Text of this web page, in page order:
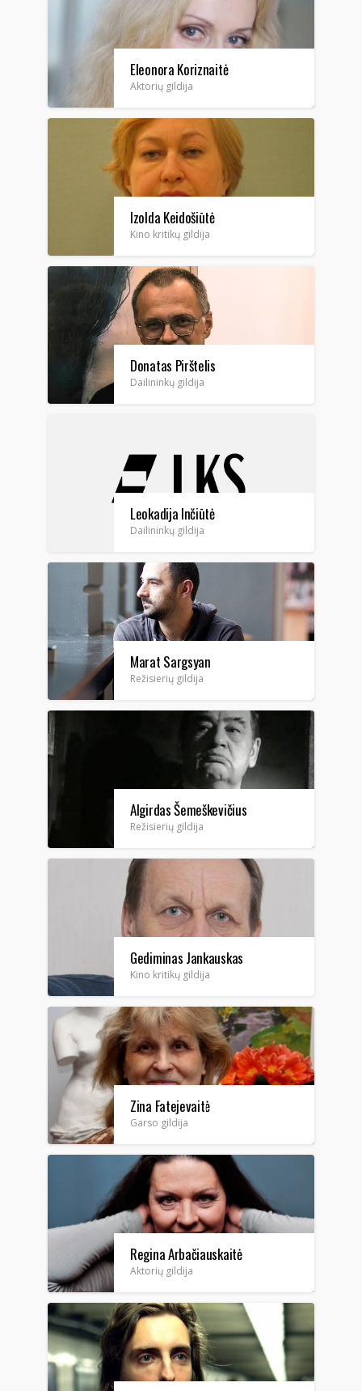
Eleonora Koriznaitė
Aktorių gildija
Izolda Keidošiūtė
Kino kritikų gildija
Donatas Pirštelis
Dailininkų gildija
Leokadija Inčiūtė
Dailininkų gildija
Marat Sargsyan
Režisierių gildija
Algirdas Šemeškevičius
Režisierių gildija
Gediminas Jankauskas
Kino kritikų gildija
Zina Fatejevaitė
Garso gildija
Regina Arbačiauskaitė
Aktorių gildija